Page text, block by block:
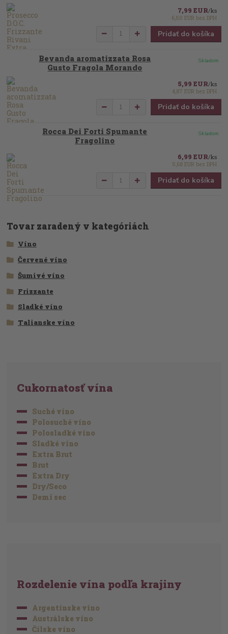
7,99 EUR/ks
6,50 EURbez DPH
Pridať do košíka
Bevanda aromatizzata Rosa
Gusto Fragola Morando
5,99 EUR/ks
4,87 EURbez DPH
Skladom
Pridať do košíka
Rocca Dei Forti Spumante
Fragolino
6,99 EUR/ks
5,68 EURbez DPH
Skladom
Pridať do košíka
Tovar zaradený v kategóriách
Víno
Červené víno
Šumivé víno
Frizzante
Sladké víno
Talianske víno
Cukornatosť vína
Suché víno
Polosuché víno
Polosladké víno
Sladké víno
Extra Brut
Brut
Extra Dry
Dry/Seco
Demi sec
Rozdelenie vína podľa krajiny
Argentínske víno
Austrálske víno
Čílske víno